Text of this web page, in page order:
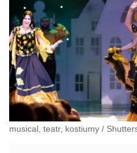
musical, teatr, kostiumy /